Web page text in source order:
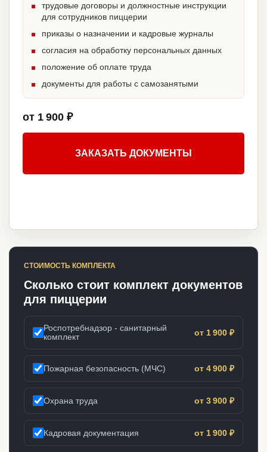
трудовые договоры и должностные инструкции
для сотрудников пиццерии
приказы о назначении и кадровые журналы
согласия на обработку персональных данных
положение об оплате труда
документы для работы с самозанятыми
от 1 900 ₽
ЗАКАЗАТЬ ДОКУМЕНТЫ
СТОИМОСТЬ КОМПЛЕКТА
Сколько стоит комплект документов
для пиццерии
Роспотребнадзор - санитарный
комплект
от 1 900 ₽
Пожарная безопасность (МЧС) от 4 900 ₽
Охрана труда от 3 900 ₽
Кадровая документация от 1 900 ₽